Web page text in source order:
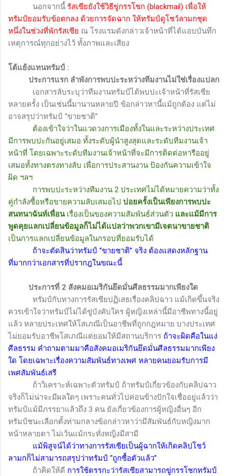
นอกจากนี้ รัสเซียยังใช้วิธีขู่กรรโชก (blackmail) เพื่อให้
ทรัมป์ยอมรับข้อตกลง ด้วยการจัดฉาก ให้ทรัมป์ดูโชว์ลามกชุด
หนึ่งในช่วงที่พักรัสเซีย ณ โรงแรมดังกล่าวเจ้าหน้าที่ได้แอบบันทึก
เหตุการณ์ทุกอย่างไว้ ทั้งภาพและเสียง
โต้แย้งแทนทรัมป์ :
ประการแรก ลำพังการพบปะระหว่างทีมงานไม่ใช่เรื่องแปลก
เอกสารลับระบุว่าทีมงานทรัมป์ได้พบปะเจ้าหน้าที่รัสเซีย
หลายครั้ง เป็นเช่นนี้มานานหลายปี ข้อกล่าวหานี้แม้ถูกต้อง แต่ไม่
อาจสรุปว่าทรัมป์ “ขายชาติ”
ต้องเข้าใจว่าในแวดวงการเมืองทั้งในและระหว่างประเทศ
มีการพบปะกันอยู่เสมอ ทั้งระดับผู้นำสูงสุดและระดับทีมงานเจ้า
หน้าที่ โดยเฉพาะระดับทีมงานเจ้าหน้าที่จะมีการติดต่อหารืออยู่
เสมอทั้งทางตรงทางลับ เพื่อการประสานงาน ป้องกันความเข้าใจ
ผิด ฯลฯ
การพบปะระหว่างทีมงาน 2 ประเทศไม่ได้หมายความว่าทั้ง
คู่กำลังซื้อหรือขายความลับเสมอไป บ่อยครั้งเป็นเพียงการพบปะ
สนทนาฉันท์เพื่อน เรื่องเป็นของความสัมพันธ์ส่วนตัว และแม้มีการ
พูดคุยแลกเปลี่ยนข้อมูลก็ไม่ได้แปลว่าพวกเขามีเจตนาขายชาติ
เป็นการแลกเปลี่ยนข้อมูลในกรอบที่ยอมรับได้
ถ้าจะตัดสินว่าทรัมป์ “ขายชาติ” จริง ต้องแสดงหลักฐาน
ที่มากกว่าเอกสารที่ปรากฎในขณะนี้
ประการที่ 2 สังคมอเมริกันยึดมั่นศีลธรรมมากเพียงใด
ทรัมป์กับทางการรัสเซียปฏิเสธเรื่องคลิปฉาว แม้เกิดขึ้นจริง
ควรเข้าใจว่าทรัมป์ไม่ได้ขู่บังคับใคร ผู้หญิงเหล่านี้มีอาชีพทางนี้อยู่
แล้ว หลายประเทศให้โสเภณีเป็นอาชีพที่ถูกกฎหมาย บางประเทศ
ไม่ยอมรับอาชีพโสเภณีแต่ยอมให้มีสถานบริการ ถ้าจะผิดคือในแง่
ศีลธรรม คำถามตามมาคือสังคมอเมริกันยึดมั่นศีลธรรมมากเพียง
ใด โดยเฉพาะเรื่องความสัมพันธ์ทางเพศ หลายคนยอมรับการมี
เพศสัมพันธ์เสรี
ถ้าวิเคราะห์เฉพาะตัวทรัมป์ ถ้าทรัมป์เกี่ยวข้องกับคลิปฉาว
จริงก็ไม่น่าจะมีผลใดๆ เพราะคนทั่วไปค่อนข้างปักใจเชื่ออยู่แล้วว่า
ทรัมป์แม้มีภรรยาแล้วถึง 3 คน ยังเกี่ยวข้องการผู้หญิงอื่นๆ อีก
ทรัมป์ชนะเลือกตั้งท่ามกลางข้อกล่าวหาว่ามีสัมพันธ์กับหญิงมาก
หน้าหลายตา ไม่เว้นแม้กระทั่งหญิงมีสามี
แม้พิสูจน์ได้ว่าทางการรัสเซียเป็นผู้ฉากให้เกิดคลิปโชว์
ลามกก็ไม่สามารถสรุปว่าทรัมป์ “ถูกซื้อตัวแล้ว”
ถ้าคิดให้ดี การใช้ตรรกะว่ารัสเซียสามารถขู่กรรโชกทรัมป์